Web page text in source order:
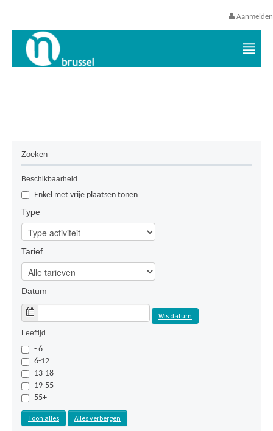
Aanmelden
Zoeken
Beschikbaarheid
Enkel met vrije plaatsen tonen
Type
Tarief
Datum
Wis datum
Leeftijd
- 6
6-12
13-18
19-55
55+
Toon alles Alles verbergen